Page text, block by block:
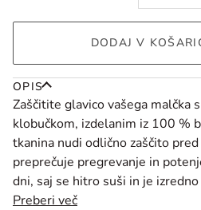
DODAJ V
OPIS
Zaščitite glavicovašega malčka s
klobučkom, izdelanim iz 100 %
tkanina nudi odličnozaščito pred
preprečuje pregrevanje in
dni, saj se hitro suši in je izredno
Preberi več